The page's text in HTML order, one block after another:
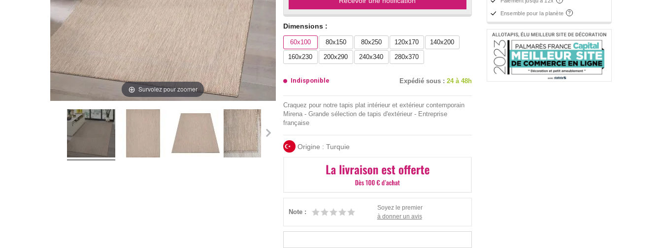
Survolez pour zoomer
Dimensions :
60x100 80x150 80x250 120x170
140x200
160x230
200x290 240x340 280x370
Indisponible Expédié sous : 24 à 48h
Craquez pour notre tapis plat intérieur et extérieur contemporain
Mirena - Grande sélection de tapis d'extérieur - Entreprise
française
Origine : Turquie
Note :
Soyez le premier
à donner un avis
Ensemble pour la planète